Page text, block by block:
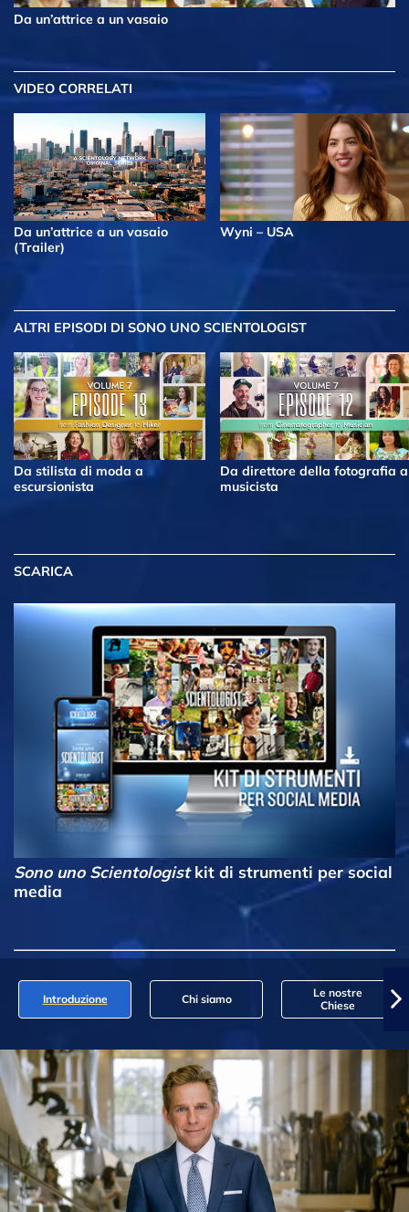
Da un’attrice a un vasaio
VIDEO CORRELATI
Da un’attrice a un vasaio
(Trailer)
Wyni – USA
ALTRI EPISODI DI SONO UNO SCIENTOLOGIST
Da stilista di moda a
escursionista
Da direttore della fotografia a
musicista
SCARICA
Sono uno Scientologistkit di strumenti per social
media
Introduzione Chi siamo
Le nostre
Chiese